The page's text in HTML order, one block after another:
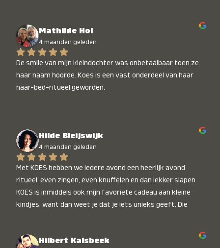
Mathilde Hol
4 maanden geleden
De smile van mijn kleindochter was onbetaalbaar toen ze
haar naam hoorde. Koes is een vast onderdeel van haar
naar-bed-ritueel geworden.
Hilde Bleijswijk
4 maanden geleden
Met KOES hebben we iedere avond een heerlijk avond
ritueel: even zingen, even knuffelen en dan lekker slapen.
KOES is inmiddels ook mijn favoriete cadeau aan kleine
kindjes, want dan weet je dat je iets unieks geeft. Die
Hilbert Kalsbeek